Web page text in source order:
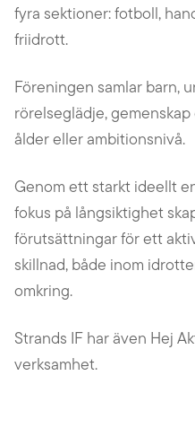
fyra sektioner: fotboll,
friidrott.
Föreningen samlar barn,
rörelseglädje,
ålder eller ambitionsnivå.
Genom ett starkt ideellt
fokus på långsiktighet
förutsättningar för ett
skillnad, både inom
omkring.
Strands IF har även Hej
verksamhet.